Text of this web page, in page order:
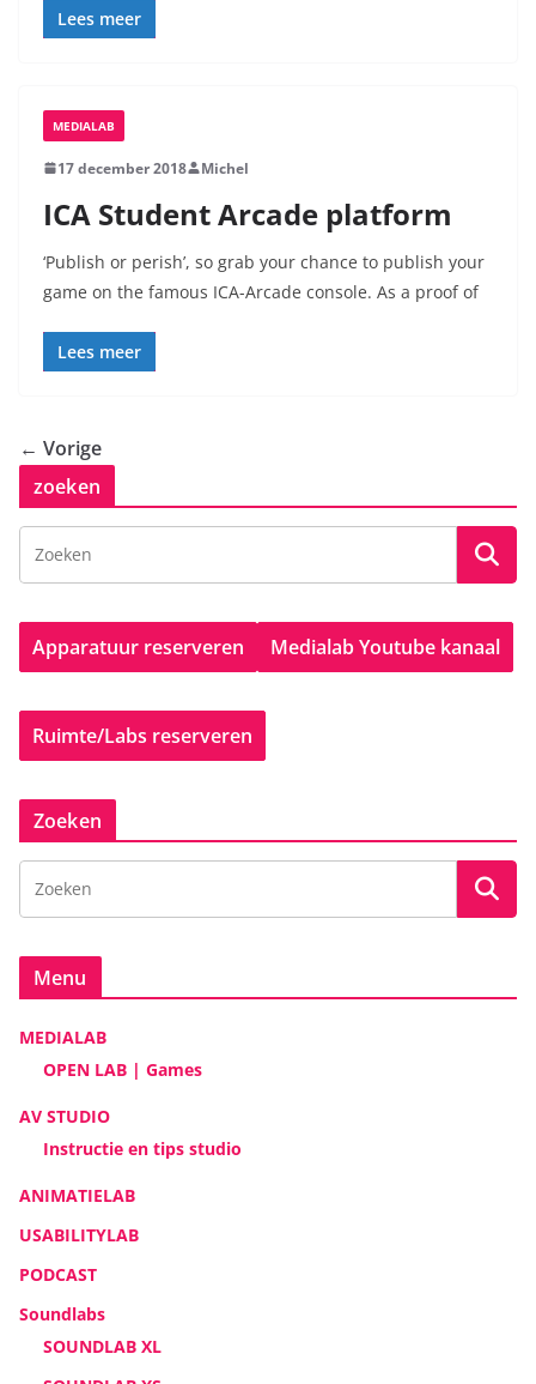
Lees meer
MEDIALAB
17 december 2018 Michel
ICA Student Arcade platform
‘Publish or perish’, so grab your chance to publish your
game on the famous ICA-Arcade console. As a proof of
Lees meer
← Vorige
zoeken
Apparatuur reserveren Medialab Youtube kanaal
Ruimte/Labs reserveren
Zoeken
Menu
MEDIALAB
OPEN LAB | Games
AV STUDIO
Instructie en tips studio
ANIMATIELAB
USABILITYLAB
PODCAST
Soundlabs
SOUNDLAB XL